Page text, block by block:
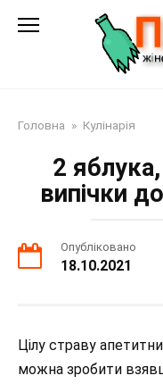
Головна » Кулінарія
2 яблука,
випічки
Опубліковано
18.10.2021
Цілу страву
можна зробити